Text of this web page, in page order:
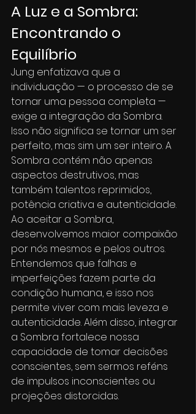
A Luz e a Sombra:
Encontrando o
Equilíbrio
Jung enfatizava que a
individuação — o processo de se
tornar uma pessoa completa —
exige a integração da Sombra.
Isso não significa se tornar um ser
perfeito, mas sim um ser inteiro. A
Sombra contém não apenas
aspectos destrutivos, mas
também talentos reprimidos,
potência criativa e autenticidade.
Ao aceitar a Sombra,
desenvolvemos maior compaixão
por nós mesmos e pelos outros.
Entendemos que falhas e
imperfeições fazem parte da
condição humana, e isso nos
permite viver com mais leveza e
autenticidade. Além disso, integrar
a Sombra fortalece nossa
capacidade de tomar decisões
conscientes, sem sermos reféns
de impulsos inconscientes ou
projeções distorcidas.